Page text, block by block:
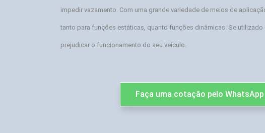
impedir vazamento. Com uma grande variedade de meios de
tanto para funções estáticas, quanto funções dinâmicas. Se
prejudicar o funcionamento do seu veículo.
Faça uma cotação pelo WhatsApp